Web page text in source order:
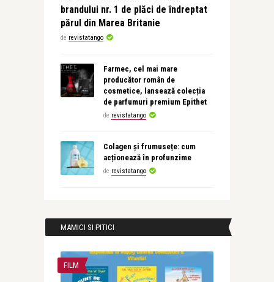
brandului nr. 1 de plăci de îndreptat
părul din Marea Britanie
de revistatango
Farmec, cel mai mare
producător român de
cosmetice, lansează colecția
de parfumuri premium Epithet
de revistatango
Colagen și frumusețe: cum
acționează în profunzime
de revistatango
MAMICI SI PITICI
FILM